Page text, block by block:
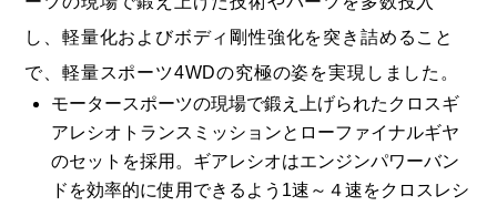
し、軽量化およびボディ剛性強化を突き詰めること
で、軽量スポーツ4WDの究極の姿を実現しました。
モータースポーツの現場で鍛え上げられたクロスギ
アレシオトランスミッションとローファイナルギヤ
のセットを採用。ギアレシオはエンジンパワーバン
ドを効率的に使用できるよう1速～４速をクロスレシ